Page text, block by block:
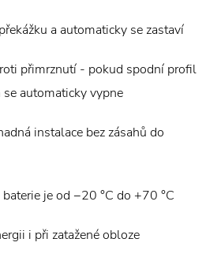
a automaticky se zastaví
přimrznutí - pokud spodní profil
automaticky vypne
instalace bez zásahů do
je od −20 °C do +70 °C
i při zatažené obloze